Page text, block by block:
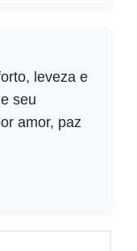
leveza e
seu
amor, paz